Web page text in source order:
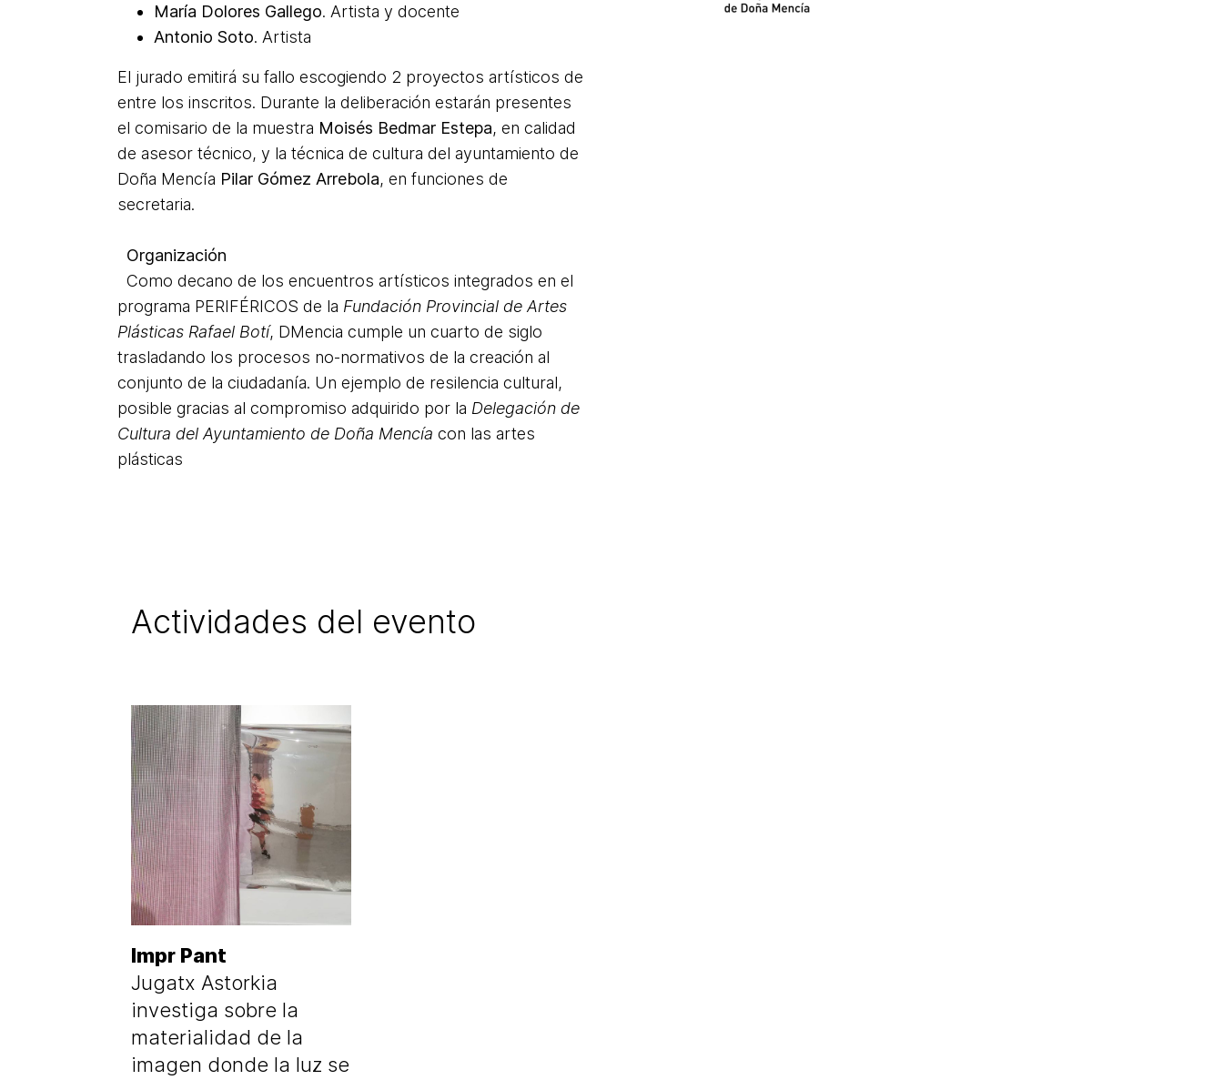
María Dolores Gallego. Artista y docente
Antonio Soto. Artista
El jurado emitirá su fallo escogiendo 2 proyectos artísticos de
entre los inscritos. Durante la deliberación estarán presentes
el comisario de la muestra Moisés Bedmar Estepa, en calidad
de asesor técnico, y la técnica de cultura del ayuntamiento de
Doña Mencía Pilar Gómez Arrebola, en funciones de
secretaria.
Organización
Como decano de los encuentros artísticos integrados en el
programa PERIFÉRICOS de la Fundación Provincial de Artes
Plásticas Rafael Botí, DMencia cumple un cuarto de siglo
trasladando los procesos no-normativos de la creación al
conjunto de la ciudadanía. Un ejemplo de resilencia cultural,
posible gracias al compromiso adquirido por la Delegación de
Cultura del Ayuntamiento de Doña Mencía con las artes
plásticas
Actividades del evento
Impr Pant
Jugatx Astorkia
investiga sobre la
materialidad de la
imagen donde la luz se